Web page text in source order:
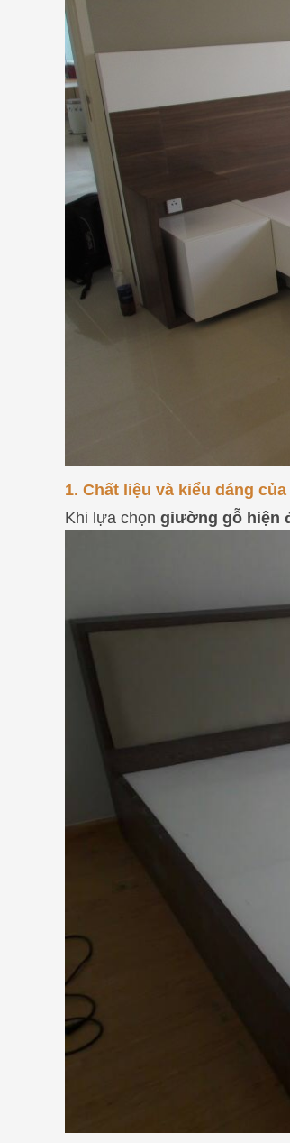
1. Chất liệu và kiểu dáng
Khi lựa chọn giường gỗ hiện